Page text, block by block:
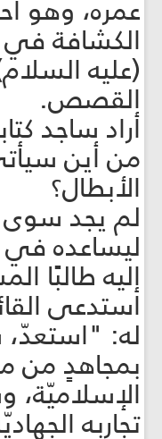
عمره، وهو
الكشافة في
(عليه
القصص.
أراد ساجد
من أين
الأبطال؟
لم يجد سوى
ليساعده في
إليه طالبًا
استدعى
له:
بمجاهدٍ من
تجاربه